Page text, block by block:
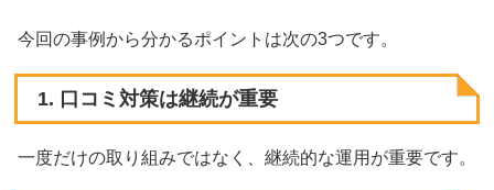
今回の事例から分かるポイントは次の3つです。
1. 口コミ対策は継続が重要
一度だけの取り組みではなく、継続的な運用が重要です。